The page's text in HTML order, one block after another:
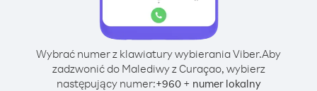
Wybrać numer z klawiatury wybierania Viber.Aby
zadzwonić do Malediwy z Curaçao, wybierz
następujący numer:+960+ numer lokalny